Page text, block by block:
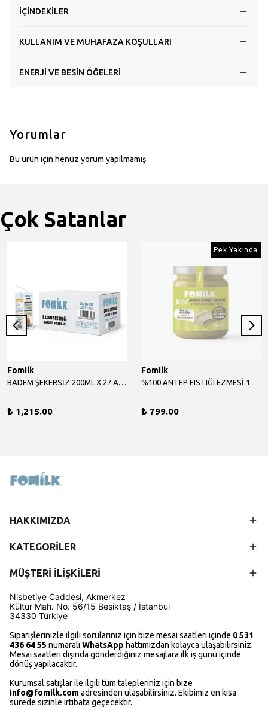
İÇİNDEKİLER
KULLANIM VE MUHAFAZA KOŞULLARI
ENERJİ VE BESİN ÖĞELERİ
Yorumlar
Bu ürün için henüz yorum yapılmamış.
Çok Satanlar
Fomilk
BADEM ŞEKERSİZ 200ML X 27 ADET
₺ 1,215.00
Pek Yakında
Fomilk
%100 ANTEP FISTIĞI EZMESİ 175 G
₺ 799.00
HAKKIMIZDA
KATEGORİLER
MÜŞTERİ İLİŞKİLERİ
Nisbetiye Caddesi, Akmerkez
Kültür Mah. No. 56/15 Beşiktaş / İstanbul
34330 Türkiye
Siparişlerinizle ilgili sorularınız için bize mesai saatleri içinde 0 531
436 64 55 numaralıWhatsApp hattımızdan kolayca ulaşabilirsiniz.
Mesai saatleri dışında gönderdiğiniz mesajlara ilk iş günü içinde
dönüş yapılacaktır.
Kurumsal satışlar ile ilgili tüm talepleriniz için bize
info@fomilk.comadresinden ulaşabilirsiniz. Ekibimiz en kısa
sürede sizinle irtibata geçecektir.